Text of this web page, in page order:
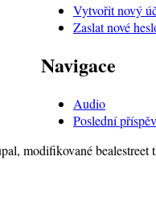
Vytvořit nový
Zaslat nové
Navigace
Audio
Poslední
modifikované bealestreet